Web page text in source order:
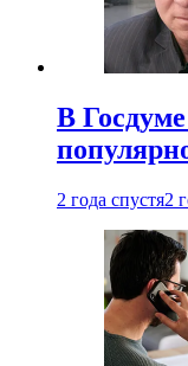
В
2 года спустя2